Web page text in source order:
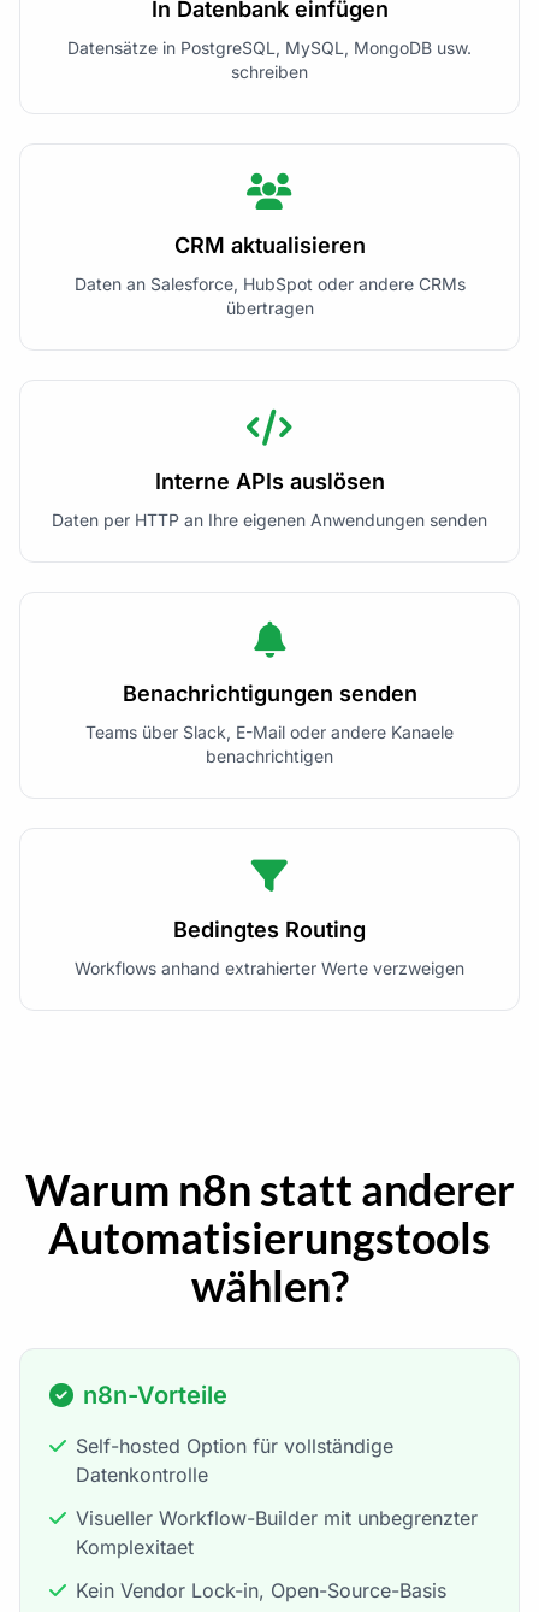
In Datenbank einfügen
Datensätze in PostgreSQL, MySQL, MongoDB usw.
schreiben
CRM aktualisieren
Daten an Salesforce, HubSpot oder andere CRMs
übertragen
Interne APIs auslösen
Daten per HTTP an Ihre eigenen Anwendungen senden
Benachrichtigungen senden
Teams über Slack, E-Mail oder andere Kanaele
benachrichtigen
Bedingtes Routing
Workflows anhand extrahierter Werte verzweigen
Warum n8n statt anderer
Automatisierungstools
wählen?
n8n-Vorteile
Self-hosted Option für vollständige
Datenkontrolle
Visueller Workflow-Builder mit unbegrenzter
Komplexitaet
Kein Vendor Lock-in, Open-Source-Basis